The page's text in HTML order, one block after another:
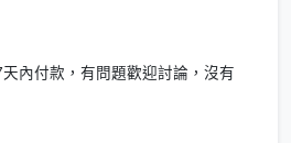
內付款，有問題歡迎討論，沒有